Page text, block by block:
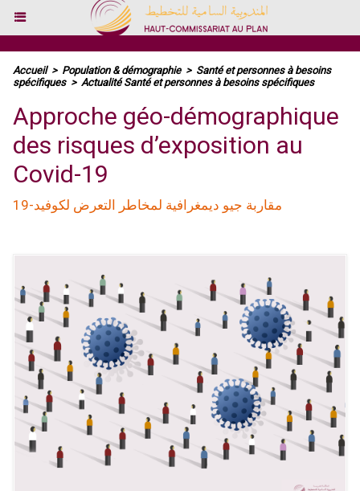
Accueil > Population & démographie > Santé et personnes à besoins
spécifiques > Actualité Santé et personnes à besoins spécifiques
Approche géo-démographique
des risques d’exposition au
Covid-19
مقاربة جيو ديمغرافية لمخاطر التعرض لكوفيد-19